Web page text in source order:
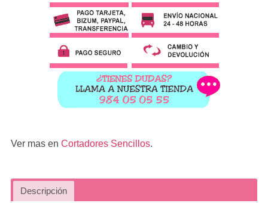
Ver mas en Cortadores Sencillos.
Descripción